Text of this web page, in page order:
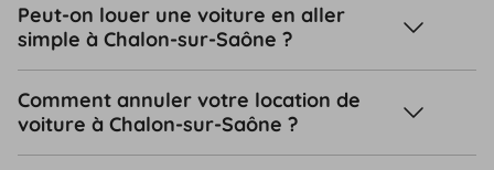
Peut-on louer une voiture en aller
simple à Chalon-sur-Saône ?
Comment annuler votre location de
voiture à Chalon-sur-Saône ?